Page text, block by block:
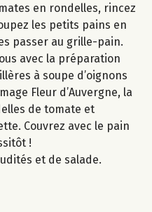
en rondelles, rincez
les petits pains en
passer au grille-pain.
avec la préparation
à soupe d’oignons
Fleur d’Auvergne, la
de tomate et
Couvrez avec le pain
!
et de salade.